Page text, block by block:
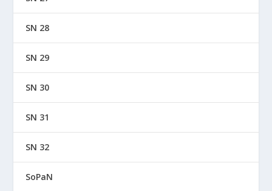
SN 28
SN 29
SN 30
SN 31
SN 32
SoPaN